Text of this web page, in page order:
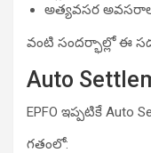
అత్యవసర
వంటి సందర్భాల్లో ఈ
Auto
EPFO ఇప్పటికే Auto
గతంలో: